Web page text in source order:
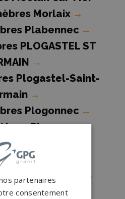
Morlaix →
Plabennec →
PLOGASTEL ST
→
Plogastel-Saint-
→
Plogonnec →
Plomeur→
funèbres
Plougasnou
→
Plougastel-
partenaires
consentement